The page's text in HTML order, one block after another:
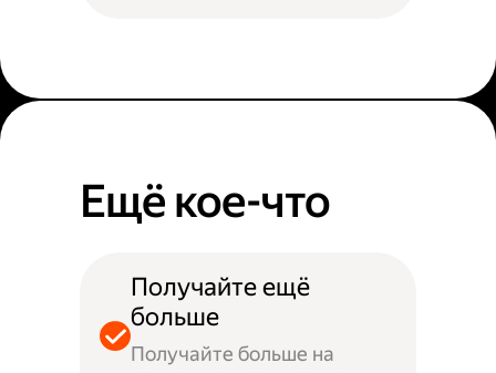
Ещё кое-что
Получайте ещё
больше
Получайте больше на